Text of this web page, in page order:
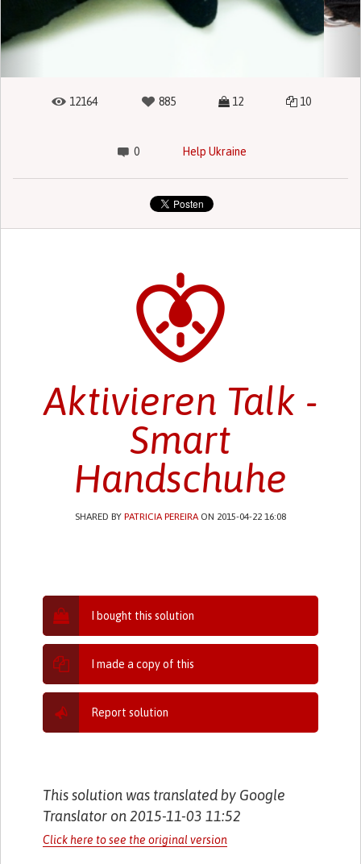
12164 885 12 10
0 Help Ukraine
Aktivieren Talk -
Smart
Handschuhe
SHARED BY PATRICIA PEREIRAON 2015-04-22 16:08
I bought this solution
I made a copy of this
Report solution
This solution was translated by Google
Translator on 2015-11-03 11:52
Click here to see the original version